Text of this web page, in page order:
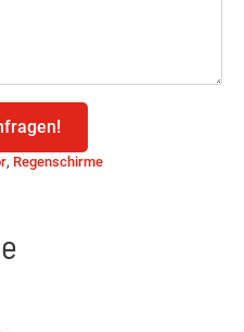
, Regenschirme